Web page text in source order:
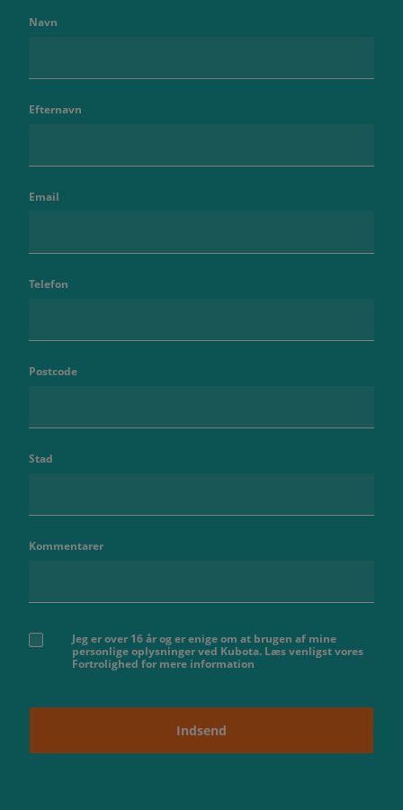
Navn
Efternavn
Email
Telefon
Postcode
Stad
Kommentarer
Jeg er over 16 år og er enige om at brugen af ​​mine
personlige oplysninger ved Kubota. Læs venligst vores
Fortrolighed for mere information
Indsend